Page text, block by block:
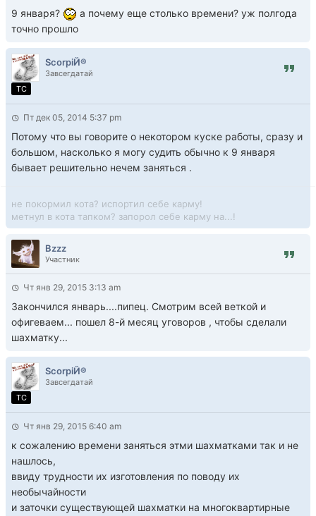
9 января?
а почему еще столько времени? уж полгода
точно прошло
ScorpiЙ®
Завсегдатай
TC
Пт дек 05, 2014 5:37 pm
Потому что вы говорите о некотором куске работы, сразу и
большом, насколько я могу судить обычно к 9 января
бывает решительно нечем заняться .
не покормил кота? испортил себе карму!
метнул в кота тапком? запорол себе карму на...!
Bzzz
Участник
Чт янв 29, 2015 3:13 am
Закончился январь....пипец. Смотрим всей веткой и
офигеваем... пошел 8-й месяц уговоров , чтобы сделали
шахматку...
ScorpiЙ®
Завсегдатай
TC
Чт янв 29, 2015 6:40 am
к сожалению времени заняться этми шахматками так и не
нашлось,
ввиду трудности их изготовления по поводу их
необычайности
и заточки существующей шахматки на многоквартирные